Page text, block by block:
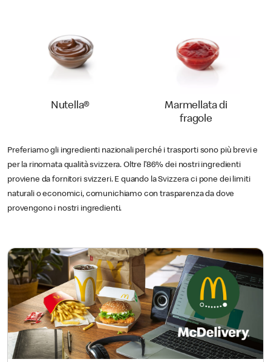
Nutella®
Marmellata di
fragole
Preferiamo gli ingredienti nazionali perché i trasporti sono più brevi e
per la rinomata qualità svizzera. Oltre l’86% dei nostri ingredienti
proviene da fornitori svizzeri. E quando la Svizzera ci pone dei limiti
naturali o economici, comunichiamo con trasparenza da dove
provengono i nostri ingredienti.